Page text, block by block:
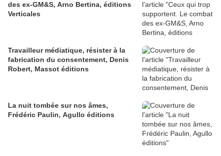
des ex-GM&S, Arno Bertina, éditions
Verticales
Travailleur médiatique, résister à la
fabrication du consentement, Denis
Robert, Massot éditions
La nuit tombée sur nos âmes,
Frédéric Paulin, Agullo éditions